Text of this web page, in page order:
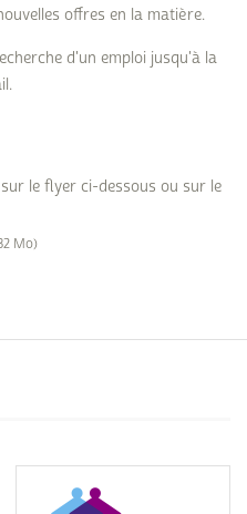
offres en la matière.
d'un emploi jusqu'à la
le flyer ci-dessous ou sur le
Mo)